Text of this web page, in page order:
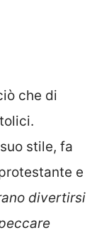
che di
stile, fa
e
divertirsi